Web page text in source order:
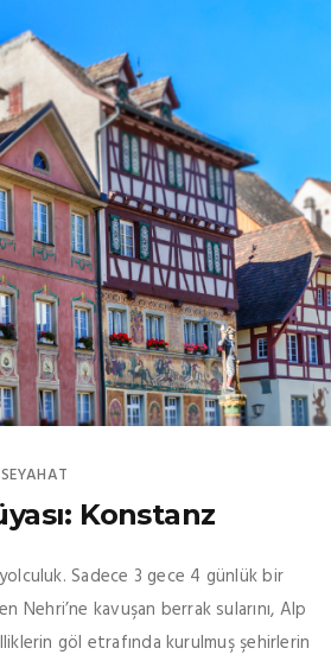
Konstanz
Sadece 3 gece 4 günlük bir
Nehri’ne kavuşan berrak sularını, Alp
göl etrafında kurulmuş şehirlerin